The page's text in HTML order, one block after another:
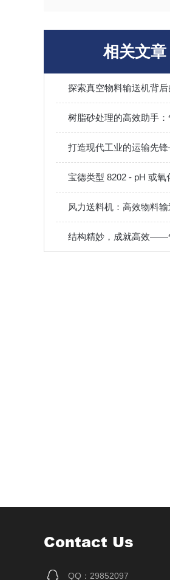
相关文章
Contact Us
QQ：29852097